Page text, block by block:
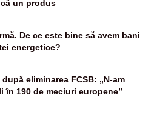
un produs
De ce este bine să avem bani
energetice?
eliminarea FCSB: „N-am
în 190 de meciuri europene”